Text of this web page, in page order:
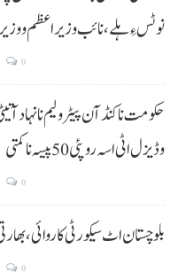
نوٹس ءِ ہلے،نائب وزیراعظم و
0
و ڈیزل اٹی اسہ روپئی 50 پیسہ نا کمتی
0
بلوچستان اٹ سیکورٹی کاروائی، بھارتی مخ تف 12 دہشتگرد
0